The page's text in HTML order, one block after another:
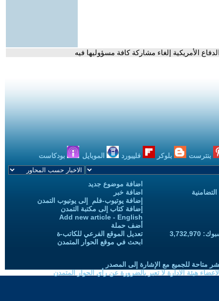
الأمريكية إلغاء مشاركة كافة مسؤوليها فيه
بنترست بلوكر فليبورد الموبايل بودكاست
اضافة موضوع جديد
اضافة خبر
إضافة يوتيوب-فلم إلى يوتيوب التمدن
إضافة كتاب إلى مكتبة التمدن
Add new article - English
أضف حملة
تعديل الموقع الفرعي للكاتب-ة
ابحث في موقع الحوار المتمدن
متاحة للجميع مع الإشارة إلى المصدر
هيئة الادارة لا تعبر بالضرورة عن رأي الحوار المتمدن